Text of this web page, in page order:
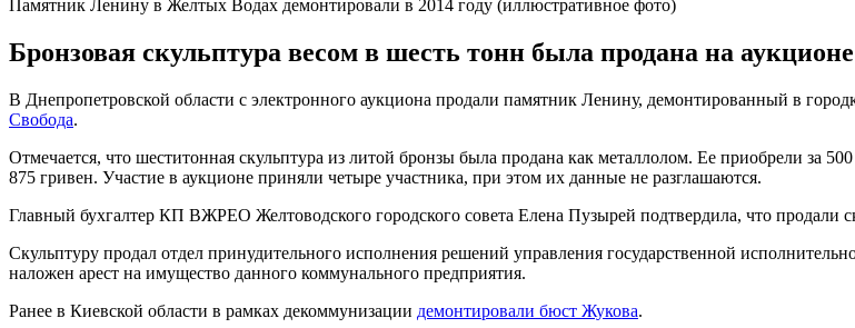
Памятник Ленину в Желтых Водах демонтировали в 2014 году (иллюстративное фото)
Бронзовая скульптура весом в шесть тонн была продана на
В Днепропетровской области с электронного аукциона продали памятник Ленину, демонтированный в
Свобода.
Отмечается, что шеститонная скульптура из литой бронзы была продана как металлолом. Ее приобрели за
875 гривен. Участие в аукционе приняли четыре участника, при этом их данные не разглашаются.
Главный бухгалтер КП ВЖРЕО Желтоводского городского совета Елена Пузырей подтвердила, что продали
Скульптуру продал отдел принудительного исполнения решений управления государственной
наложен арест на имущество данного коммунального предприятия.
Ранее в Киевской области в рамках декоммунизации демонтировали бюст Жукова.